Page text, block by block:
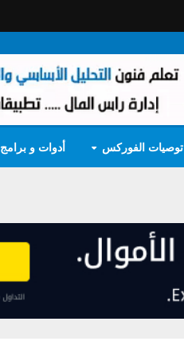
توصيات الفوركس أدوات و برامج